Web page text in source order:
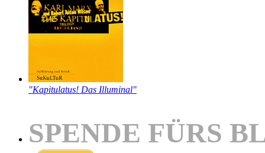
"Kapitulatus! Das Illuminal"
SPENDE FÜRS